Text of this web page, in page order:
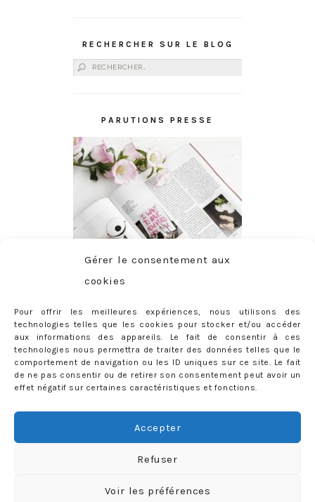
Gérer le consentement aux
cookies
Pour offrir les meilleures expériences, nous utilisons des
technologies telles que les cookies pour stocker et/ou accéder
aux informations des appareils. Le fait de consentir à ces
technologies nous permettra de traiter des données telles que le
comportement de navigation ou les ID uniques sur ce site. Le fait
de ne pas consentir ou de retirer son consentement peut avoir un
effet négatif sur certaines caractéristiques et fonctions.
Accepter
Refuser
Voir les préférences
RECHERCHER SUR LE BLOG
Rechercher :
PARUTIONS PRESSE
ABONNEMENT
Adresse
Rejoignez les 398 autres abonnés